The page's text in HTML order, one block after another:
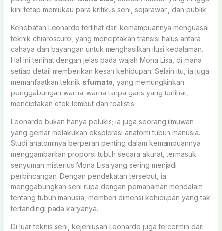
kini tetap memukau para kritikus seni, sejarawan, dan publik.
Kehebatan Leonardo terlihat dari kemampuannya menguasai
teknik chiaroscuro, yang menciptakan transisi halus antara
cahaya dan bayangan untuk menghasilkan ilusi kedalaman.
Hal ini terlihat dengan jelas pada wajah Mona Lisa, di mana
setiap detail memberikan kesan kehidupan. Selain itu, ia juga
memanfaatkan teknik sfumato , yang memungkinkan
penggabungan warna-warna tanpa garis yang terlihat,
menciptakan efek lembut dan realistis.
Leonardo bukan hanya pelukis; ia juga seorang ilmuwan
yang gemar melakukan eksplorasi anatomi tubuh manusia.
Studi anatominya berperan penting dalam kemampuannya
menggambarkan proporsi tubuh secara akurat, termasuk
senyuman misterius Mona Lisa yang sering menjadi
perbincangan. Dengan pendekatan tersebut, ia
menggabungkan seni rupa dengan pemahaman mendalam
tentang tubuh manusia, memberi dimensi kehidupan yang tak
tertandingi pada karyanya.
Di luar teknis seni, kejeniusan Leonardo juga tercermin dari